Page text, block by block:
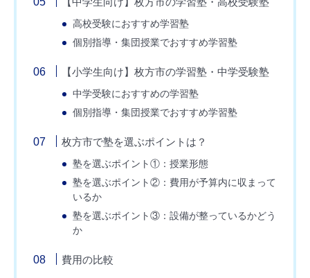
高校受験におすすめ学習塾
個別指導・集団授業でおすすめ学習塾
【小学生向け】枚方市の学習塾・中学受験塾
中学受験におすすめの学習塾
個別指導・集団授業でおすすめ学習塾
枚方市で塾を選ぶポイントは？
塾を選ぶポイント①：授業形態
塾を選ぶポイント②：費用が予算内に収まって
いるか
塾を選ぶポイント③：設備が整っているかどう
か
費用の比較